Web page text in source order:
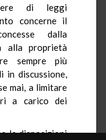
di leggi
concerne il
dalla
alla proprietà
sempre più
in discussione,
mai, a limitare
a carico dei
le disposizioni